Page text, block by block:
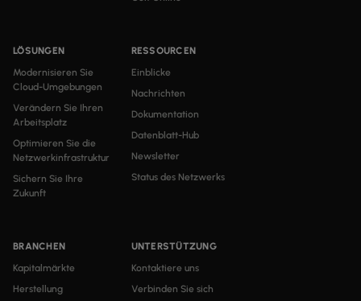
LÖSUNGEN
Modernisieren Sie
Cloud-Umgebungen
Verändern Sie Ihren
Arbeitsplatz
Optimieren Sie die
Netzwerkinfrastruktur
Sichern Sie Ihre
Zukunft
BRANCHEN
Kapitalmärkte
Herstellung
RESSOURCEN
Einblicke
Nachrichten
Dokumentation
Datenblatt-Hub
Newsletter
Status des Netzwerks
UNTERSTÜTZUNG
Kontaktiere uns
Verbinden Sie sich